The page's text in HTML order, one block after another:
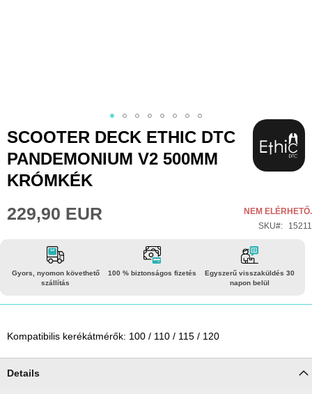
Ugrás
képgaléria
elejére
SCOOTER DECK ETHIC DTC
PANDEMONIUM V2 500MM
KRÓMKÉK
229,90 EUR
NEM ELÉRHETŐ.
SKU
15211
Gyors, nyomon követhető
szállítás
100 % biztonságos fizetés
Egyszerű visszaküldés 30
napon belül
Kompatibilis kerékátmérők: 100 / 110 / 115 / 120
Details